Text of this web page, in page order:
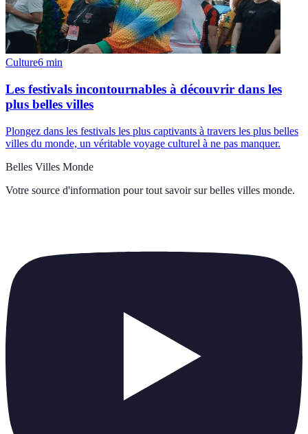
Culture6 min
Les festivals incontournables à découvrir dans les
plus belles villes
Plongez dans les festivals les plus captivants à travers les plus belles
villes du monde, un véritable voyage culturel à ne pas manquer.
Belles Villes Monde
Votre source d'information pour tout savoir sur belles villes monde.